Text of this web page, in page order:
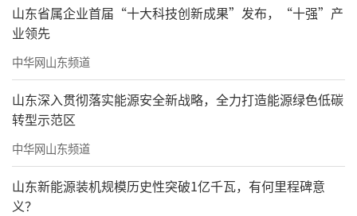
山东省属企业首届“十大科技创新成果”发布，“十强”产
业领先
中华网山东频道
山东深入贯彻落实能源安全新战略，全力打造能源绿色低碳
转型示范区
中华网山东频道
山东新能源装机规模历史性突破1亿千瓦，有何里程碑意
义？